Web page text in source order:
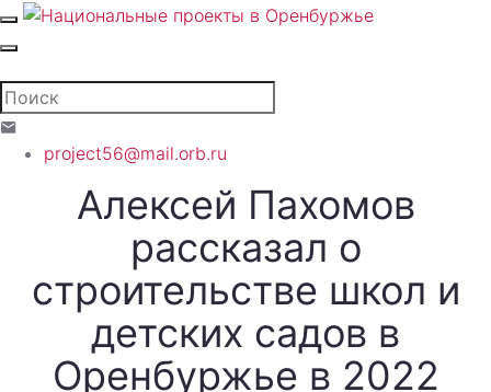
project56@mail.orb.ru
Алексей Пахомов
рассказал о
строительстве школ и
детских садов в
Оренбуржье в 2022